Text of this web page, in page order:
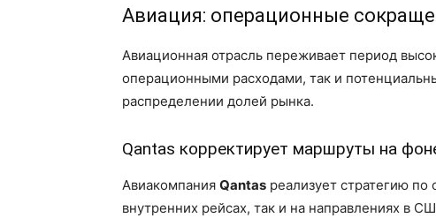
Авиация: операционные
Авиационная отрасль переживает период
операционными расходами, так и
распределении долей рынка.
Qantas корректирует маршруты на
Авиакомпания Qantas реализует стратегию
внутренних рейсах, так и на направлениях в